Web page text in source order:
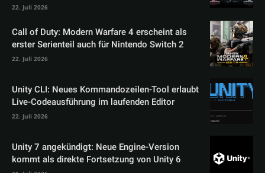
22. Juli 2026
Call of Duty: Modern Warfare 4 erscheint als
erster Serienteil auch für Nintendo Switch 2
22. Juli 2026
Unity CLI: Neues Kommandozeilen-Tool erlaubt
Live-Codeausführung im laufenden Editor
22. Juli 2026
Unity 7 angekündigt: Neue Engine-Version
kommt als direkte Fortsetzung von Unity 6